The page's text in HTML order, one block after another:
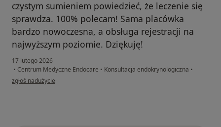
czystym sumieniem powiedzieć, że leczenie się
sprawdza. 100% polecam! Sama placówka
bardzo nowoczesna, a obsługa rejestracji na
najwyższym poziomie. Dziękuję!
17 lutego 2026
• Centrum Medyczne Endocare • Konsultacja endokrynologiczna •
w opinii użytkownika Pacjent
zgłoś nadużycie